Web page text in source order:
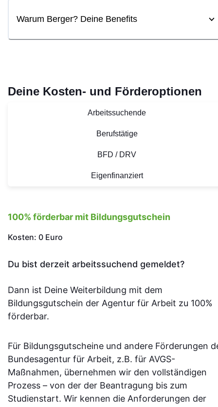
Warum Berger? Deine Benefits
Deine Kosten- und Förderoptionen
Arbeitssuchende
Berufstätige
BFD / DRV
Eigenfinanziert
100% förderbar mit Bildungsgutschein
Kosten: 0 Euro
Du bist derzeit arbeitssuchend gemeldet?
Dann ist Deine Weiterbildung mit dem
Bildungsgutschein der Agentur für Arbeit zu 100%
förderbar.
Für Bildungsgutscheine und andere Förderungen
Bundesagentur für Arbeit, z.B. für AVGS-
Maßnahmen, übernehmen wir den vollständigen
Prozess – von der der Beantragung bis zum
Studienstart. Wir kennen die Anforderungen der